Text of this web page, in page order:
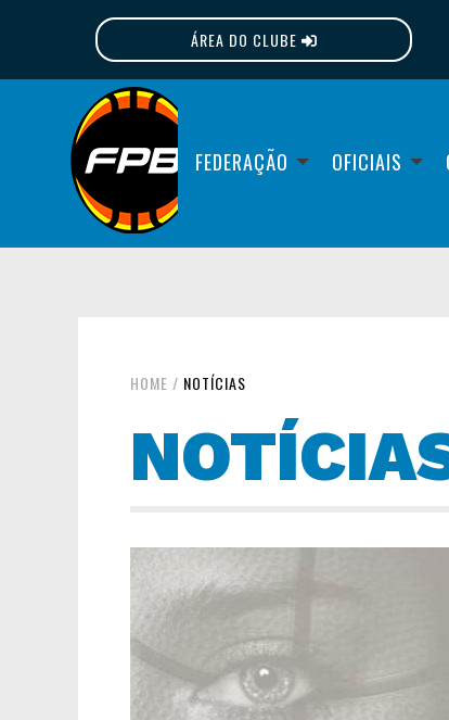
ÁREA DO CLUBE
FEDERAÇÃO OFICIAIS
HOME / NOTÍCIAS